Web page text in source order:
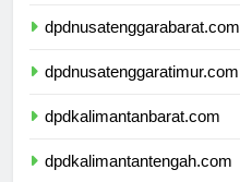
dpdnusatenggarabarat.com
dpdnusatenggaratimur.com
dpdkalimantanbarat.com
dpdkalimantantengah.com